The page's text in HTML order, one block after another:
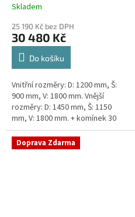
Skladem
25 190 Kč bez DPH
30 480 Kč
Do košíku
Vnitřní rozměry: D: 1200 mm, Š:
900 mm, V: 1800 mm. Vnější
rozměry: D: 1450 mm, Š: 1150
mm, V: 1800 mm. + komínek 30
cm. Dvouplášťová vodoměrná
šachta - do míst se spodní...
Doprava Zdarma